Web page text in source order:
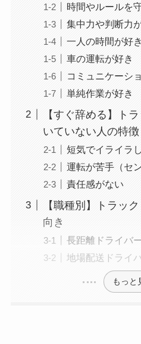
時間やルールを
集中力や判断力
一人の時間が好き
車の運転が好き
コミュニケーシ
単純作業が好き
【すぐ辞める】ト
いていない人の特
短気でイライラ
運転が苦手（セ
責任感がない
【職種別】トラッ
向き
長距離ドライバ
地場配送ドライ
もっと